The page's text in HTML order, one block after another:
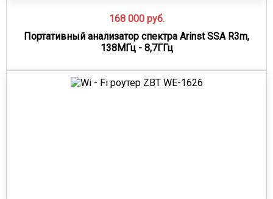
168 000 руб.
Портативный анализатор спектра Arinst SSA R3m,
138МГц - 8,7ГГц